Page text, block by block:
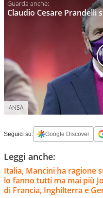
Claudio Cesare Prandelli
ANSA
Seguici su: Google Discover
Leggi anche:
Italia, Mancini ha ragione
lo fanno tutti ma mai più
di Francia, Inghilterra e